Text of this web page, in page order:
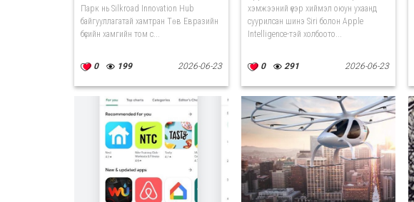
Парк нь Silkroad Innovation Hub
байгууллагатай хамтран Төв Евразийн
бүсийн хамгийн том с...
0 199 2026-06-23
хэмжээний үеэр хиймэл оюун ухаанд
суурилсан шинэ Siri болон Apple
Intelligence-тэй холбоото...
0 291 2026-06-23